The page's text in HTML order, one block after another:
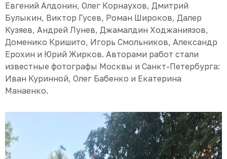
Евгений Алдонин, Олег Корнаухов, Дмитрий
Булыкин, Виктор Гусев, Роман Широков, Далер
Кузяев, Андрей Лунев, Джамалдин Ходжаниязов,
Доменико Кришито, Игорь Смольников, Александр
Ерохин и Юрий Жирков. Авторами работ стали
известные фотографы Москвы и Санкт-Петербурга:
Иван Куринной, Олег Бабенко и Екатерина
Манаенко.